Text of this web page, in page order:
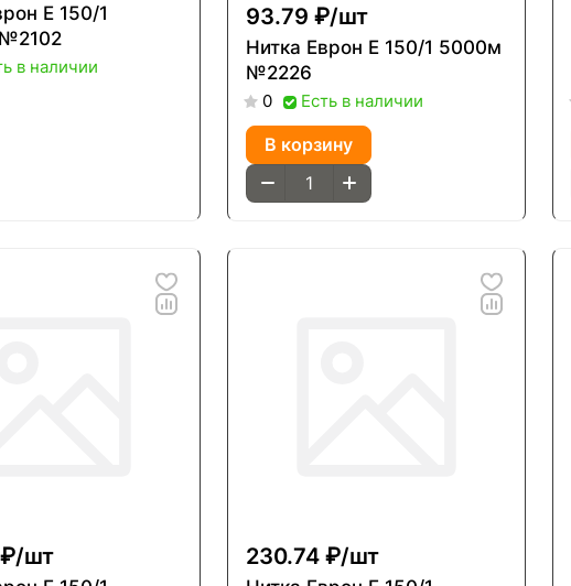
150/1
в наличии
93.79 ₽/шт
Нитка Еврон Е 150/1 5000м
№2226
0 Есть в наличии
В корзину
шт 230.74 ₽/шт